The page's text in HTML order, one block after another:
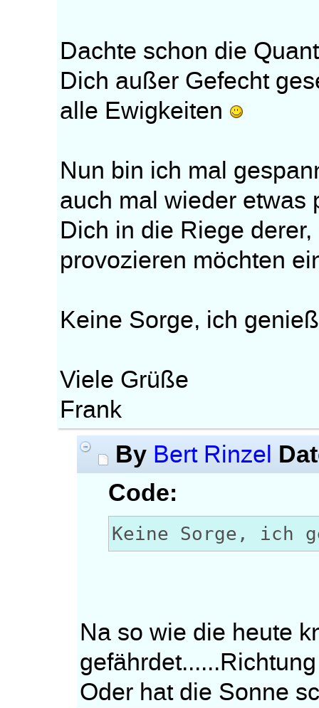
Dachte schon die
Dich außer Gefecht
alle Ewigkeiten
Nun bin ich mal
auch mal wieder etwas
Dich in die Riege
provozieren möchten
Keine Sorge, ich
Viele Grüße
Frank
By Bert Rinzel
Code:
Keine Sorge, ich
Na so wie die heute
Oder hat die Sonne